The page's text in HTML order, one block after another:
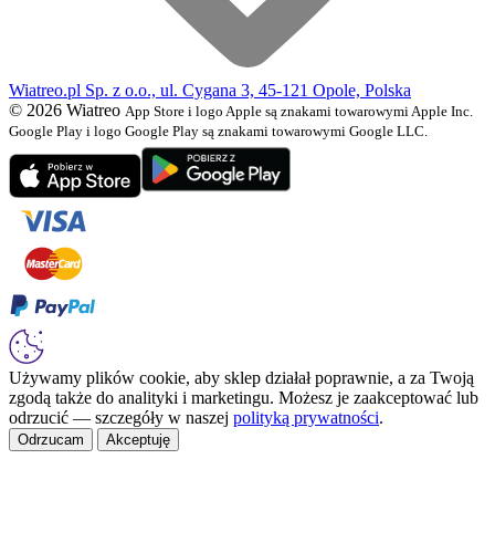
Wiatreo.pl Sp. z o.o., ul. Cygana 3, 45-121 Opole, Polska
© 2026 Wiatreo App Store i logo Apple są znakami towarowymi Apple Inc.
Google Play i logo Google Play są znakami towarowymi Google LLC.
Używamy plików cookie, aby sklep działał poprawnie, a za Twoją
zgodą także do analityki i marketingu. Możesz je zaakceptować lub
odrzucić — szczegóły w naszej polityką prywatności.
Odrzucam Akceptuję